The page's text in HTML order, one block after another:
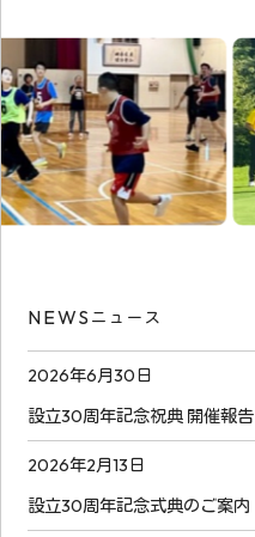
NEWS ニュース
2026年6月30日
設立30周年記念祝典 開催報告
2026年2月13日
設立30周年記念式典のご案内